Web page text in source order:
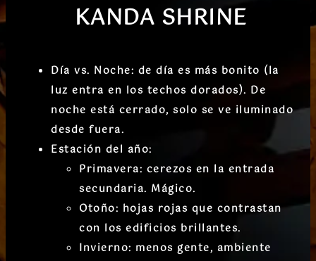
KANDA SHRINE
Día vs. Noche: de día es más bonito (la
luz entra en los techos dorados). De
noche está cerrado, solo se ve iluminado
desde fuera.
Estación del año:
Primavera: cerezos en la entrada
secundaria. Mágico.
Otoño: hojas rojas que contrastan
con los edificios brillantes.
Invierno: menos gente, ambiente